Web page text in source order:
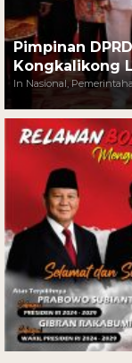
Pimpinan
Kongkalikong
In Nasional,